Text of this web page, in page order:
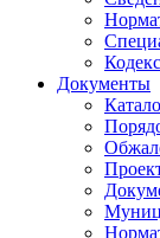
Документы